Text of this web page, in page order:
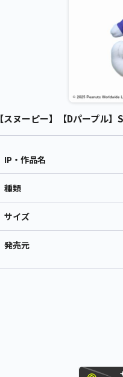
【スヌーピー】【Dパープル
IP・作品名
種類
サイズ
発売元